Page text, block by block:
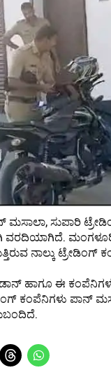
ಮಸಾಲಾ, ಸುಪಾರಿ
ವರದಿಯಾಗಿದೆ.
ನಾಲ್ಕು
ಹಾಗೂ ಈ
ಕಂಪೆನಿಗಳು ಪಾನ್